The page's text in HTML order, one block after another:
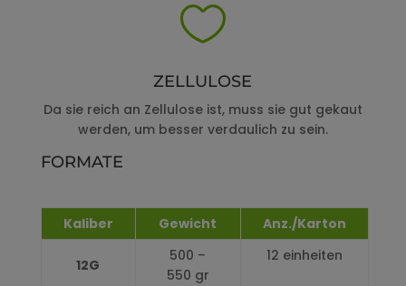

ZELLULOSE
Da sie reich an Zellulose ist, muss sie gut gekaut
werden, um besser verdaulich zu sein.
FORMATE
Kaliber Gewicht Anz./Karton
12G
500 –
550 gr
12 einheiten